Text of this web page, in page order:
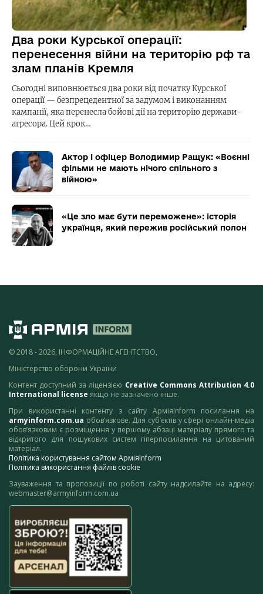
Два роки Курської операції:
перенесення війни на територію рф та
злам планів Кремля
Сьогодні виповнюється два роки від початку Курської
операції — безпрецедентної за задумом і виконанням
кампанії, яка перенесла бойові дії на територію держави-
агресора. Цей крок…
Актор і офіцер Володимир Ращук: «Воєнні
фільми не мають нічого спільного з
війною»
«Це зло має бути переможене»: історія
українця, який пережив російський полон
© 2018 - 2026, ІНФОРМАЦІЙНЕ АГЕНТСТВО,
Міністерство оборони України
Контент доступний за ліцензією Creative Commons Attribution 4.0
International license якщо не зазначено інше.
При використанні контенту з сайту АрміяInform посилання на
armyinform.com.ua обов’язкове. Для суб’єктів у сфері онлайн-медіа
обов’язковим є розміщення у першому абзаці матеріалу прямого та
відкритого для пошукових систем гіперпосилання на цитований
матеріал.
Політика користування сайтом АрміяInform
Політика використання файлів cookie
Зауваження та пропозиції по роботі сайту надсилайте на адресу:
webmaster@armyinform.com.ua